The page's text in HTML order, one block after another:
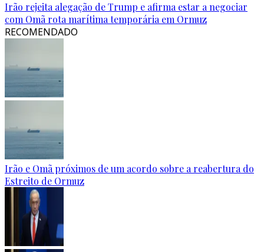
Irão rejeita alegação de Trump e afirma estar a negociar
com Omã rota marítima temporária em Ormuz
RECOMENDADO
Irão e Omã próximos de um acordo sobre a reabertura do
Estreito de Ormuz